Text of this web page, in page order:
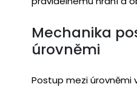
Mechanika
úrovněmi
Postup mezi úrovněmi